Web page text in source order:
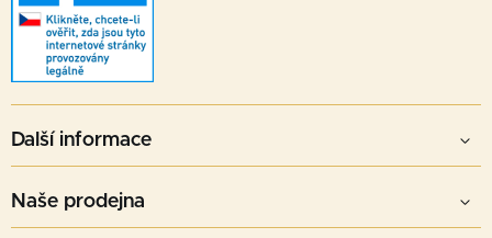
Další informace
Naše prodejna